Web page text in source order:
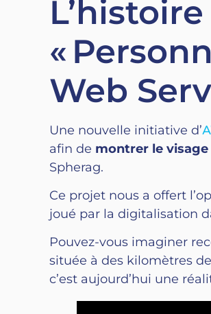
«
Web
Une nouvelle initiative d’
afin de montrer le
Spherag.
Ce projet nous a offert
joué par la digitalisation
Pouvez-vous imaginer
située à des kilomètres
c’est aujourd’hui une